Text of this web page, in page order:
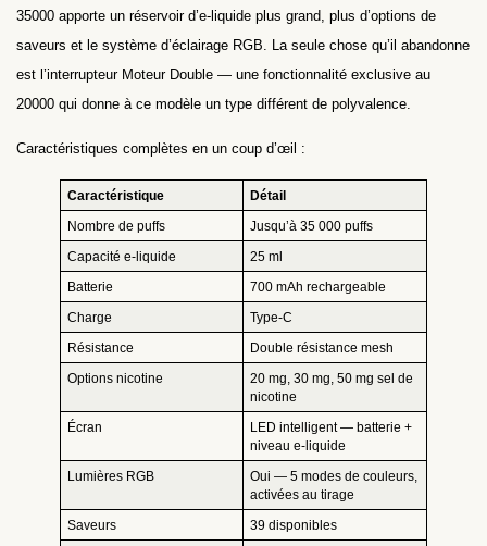
35000 apporte un réservoir d’e-liquide plus grand, plus d’options de
saveurs et le système d’éclairage RGB. La seule chose qu’il abandonne
est l’interrupteur Moteur Double — une fonctionnalité exclusive au
20000 qui donne à ce modèle un type différent de polyvalence.
Caractéristiques complètes en un coup d’œil :
Caractéristique Détail
Nombre de puffs Jusqu’à 35 000 puffs
Capacité e-liquide 25 ml
Batterie 700 mAh rechargeable
Charge Type-C
Résistance Double résistance mesh
Options nicotine
20 mg, 30 mg, 50 mg sel de
nicotine
Écran
LED intelligent — batterie +
niveau e-liquide
Lumières RGB
Oui — 5 modes de couleurs,
activées au tirage
Saveurs 39 disponibles